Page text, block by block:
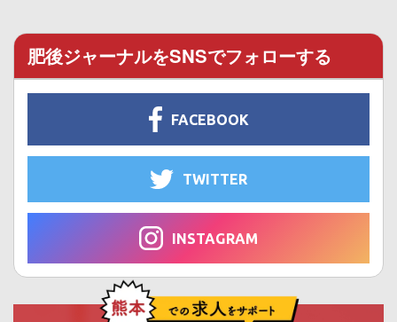
肥後ジャーナルをSNSでフォローする
FACEBOOK
TWITTER
INSTAGRAM